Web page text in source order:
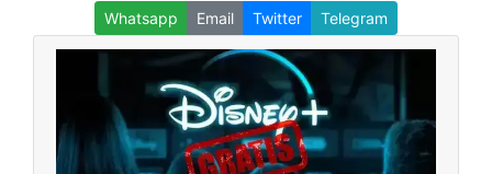
Whatsapp Email Twitter Telegram